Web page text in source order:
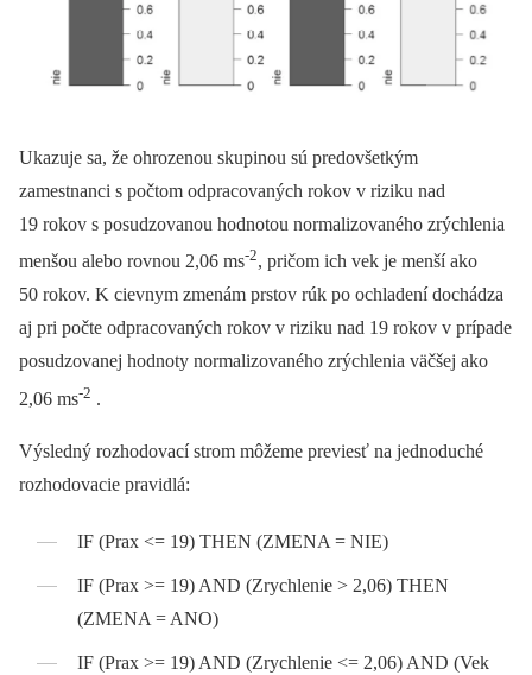
Ukazuje sa, že ohrozenou skupinou sú predovšetkým
zamestnanci s počtom odpracovaných rokov v riziku nad
19 rokov s posudzovanou hodnotou normalizovaného zrýchlenia
menšou alebo rovnou 2,06 ms-2, pričom ich vek je menší ako
50 rokov. K cievnym zmenám prstov rúk po ochladení dochádza
aj pri počte odpracovaných rokov v riziku nad 19 rokov v prípade
posudzovanej hodnoty normalizovaného zrýchlenia väčšej ako
2,06 ms-2 .
Výsledný rozhodovací strom môžeme previesť na jednoduché
rozhodovacie pravidlá:
IF (Prax <= 19) THEN (ZMENA = NIE)
IF (Prax >= 19) AND (Zrychlenie > 2,06) THEN
(ZMENA = ANO)
IF (Prax >= 19) AND (Zrychlenie <= 2,06) AND (Vek